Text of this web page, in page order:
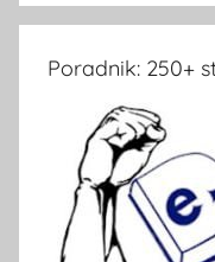
Poradnik: 250+